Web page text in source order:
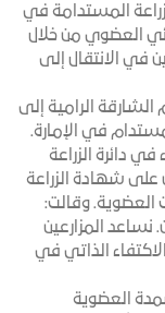
المستدامة في
العضوي من خلال
في الانتقال إلى
الرامية إلى
في الإمارة.
دائرة الزراعة
على شهادة الزراعة
العضوية. وقالت:
نساعد المزارعين
الذاتي في
العضوية